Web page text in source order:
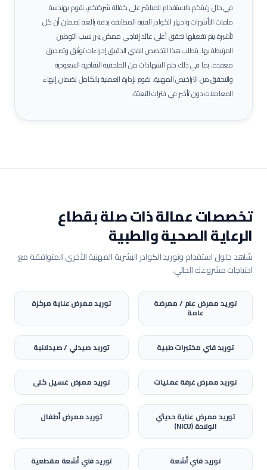
في حال رغبتكم بالاستقدام المباشر على كفالة شركتكم، نقوم بهندسة
ملفات التأشيرات واختيار الكوادر الفنية المطابقة بدقة بالغة لضمان أن كل
تأشيرة يتم تفعيلها تحقق أعلى عائد إنتاجي ممكن يبرر نسب التوطين
المرتبطة بها.يتطلب هذا التخصص الفني الدقيق إجراءات توثيق وتصديق
معقدة، بما في ذلك ختم الشهادات من الملحقية الثقافية السعودية
والتحقق من التراخيص المهنية. نقوم بإدارة العملية بالكامل لضمان إنهاء
المعاملات دون تأخير في فترات التعبئة.
تخصصات عمالة ذات صلة بقطاع
الرعاية الصحية والطبية
شاهد حلول استقدام وتوريد الكوادر البشرية المهنية الأخرى المتوافقة مع
احتياجات مشروعك الحالي.
توريدممرض عام / ممرضة
عامة
توريدممرض عناية مركزة
توريدفني مختبرات طبية توريدصيدلي / صيدلانية
توريدممرض غرفة عمليات توريدممرض غسيل كلى
توريدممرض عناية حديثي
الولادة (NICU)
توريدممرض أطفال
توريدفني أشعة توريدفني أشعة مقطعية